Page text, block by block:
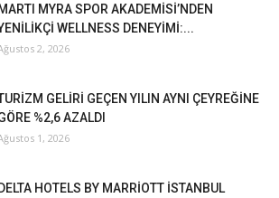
MYRA SPOR AKADEMİSİ’NDEN
WELLNESS DENEYİMİ:...
2, 2026
GELİRİ GEÇEN YILIN AYNI ÇEYREĞİNE
%2,6 AZALDI
1, 2026
HOTELS BY MARRİOTT İSTANBUL